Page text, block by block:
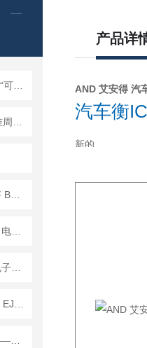
产品详
AND 艾安得 汽
汽车衡
新的